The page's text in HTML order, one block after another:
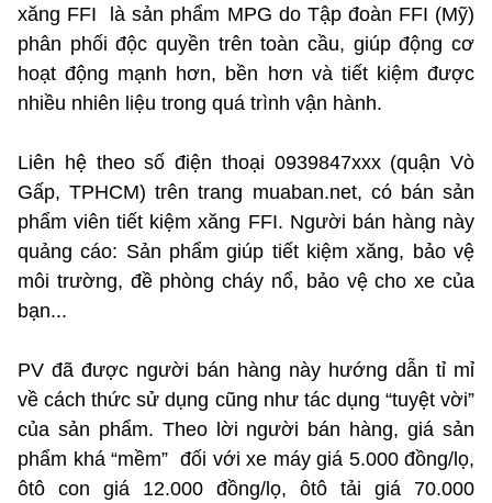
xăng FFI là sản phẩm MPG do Tập đoàn FFI (Mỹ)
phân phối độc quyền trên toàn cầu, giúp động cơ
hoạt động mạnh hơn, bền hơn và tiết kiệm được
nhiều nhiên liệu trong quá trình vận hành.
Liên hệ theo số điện thoại 0939847xxx (quận Vò
Gấp, TPHCM) trên trang muaban.net, có bán sản
phẩm viên tiết kiệm xăng FFI. Người bán hàng này
quảng cáo: Sản phẩm giúp tiết kiệm xăng, bảo vệ
môi trường, đề phòng cháy nổ, bảo vệ cho xe của
bạn...
PV đã được người bán hàng này hướng dẫn tỉ mỉ
về cách thức sử dụng cũng như tác dụng “tuyệt vời”
của sản phẩm. Theo lời người bán hàng, giá sản
phẩm khá “mềm” đối với xe máy giá 5.000 đồng/lọ,
ôtô con giá 12.000 đồng/lọ, ôtô tải giá 70.000